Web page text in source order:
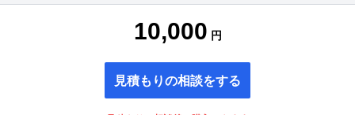
10,000 円
見積もりの相談をする